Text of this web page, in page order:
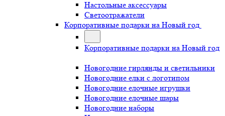
Настольные аксессуары
Светоотражатели
Корпоративные подарки на Новый год
Корпоративные подарки на Новый год
Новогодние гирлянды и светильники
Новогодние елки с логотипом
Новогодние елочные игрушки
Новогодние елочные шары
Новогодние наборы